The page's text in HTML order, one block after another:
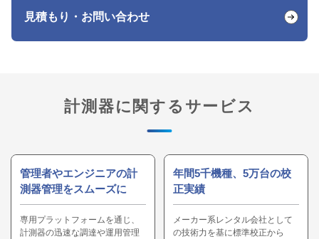
見積もり・お問い合わせ
計測器に関するサービス
管理者やエンジニアの計
測器管理をスムーズに
専用プラットフォームを通じ、
計測器の迅速な調達や運用管理
年間5千機種、5万台の校
正実績
メーカー系レンタル会社として
の技術力を基に標準校正から